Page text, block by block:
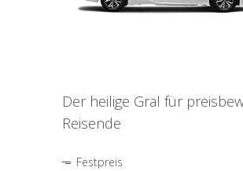
Der heilige Gral für
Reisende
Festpreis